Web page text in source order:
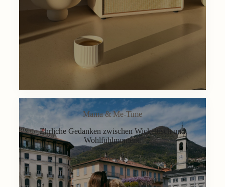
Mama & Me-Time
Ehrliche Gedanken zwischen Wickeltisch und
Wohlfühlmoment.
Lifestyle